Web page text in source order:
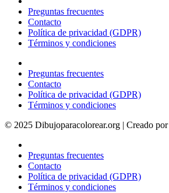
Preguntas frecuentes
Contacto
Política de privacidad (GDPR)
Términos y condiciones
Preguntas frecuentes
Contacto
Política de privacidad (GDPR)
Términos y condiciones
© 2025 Dibujoparacolorear.org | Creado por
Preguntas frecuentes
Contacto
Política de privacidad (GDPR)
Términos y condiciones